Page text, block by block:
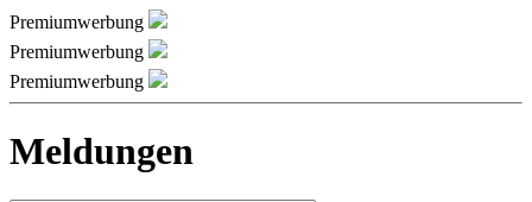
Premiumwerbung
Premiumwerbung
Premiumwerbung
Meldungen